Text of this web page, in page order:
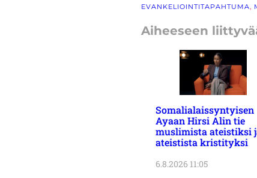
EVANKELIOINTITAPAHTUMA
Aiheeseen
Somalialaissyntyisen
Ayaan Hirsi Alin tie
muslimista ateistiksi
ateistista kristityksi
6.8.2026 11:05